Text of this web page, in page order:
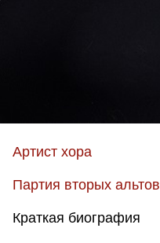
Артист хора
Партия вторых альтов
Краткая биография